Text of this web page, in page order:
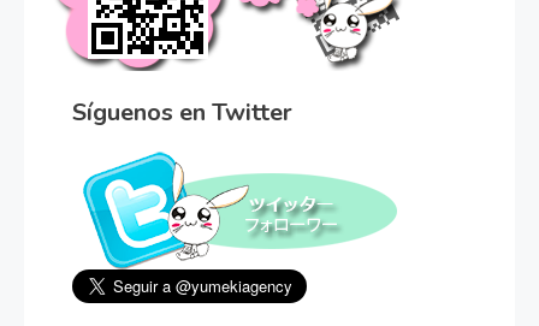
Síguenos en Twitter